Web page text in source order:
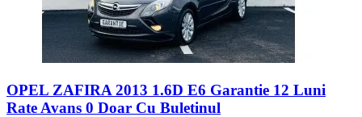
OPEL ZAFIRA 2013 1.6D E6 Garantie 12 Luni
Rate Avans 0 Doar Cu Buletinul